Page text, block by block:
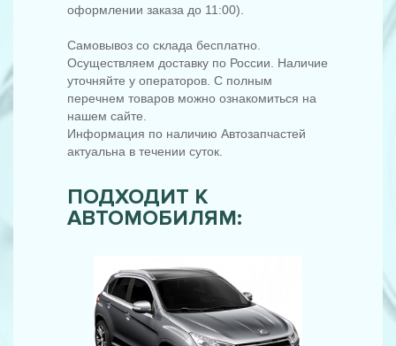
оформлении заказа до 11:00).
Самовывоз со склада бесплатно.
Осуществляем доставку по России. Наличие
уточняйте у операторов. С полным
перечнем товаров можно ознакомиться на
нашем сайте.
Информация по наличию Автозапчастей
актуальна в течении суток.
ПОДХОДИТ К
АВТОМОБИЛЯМ: